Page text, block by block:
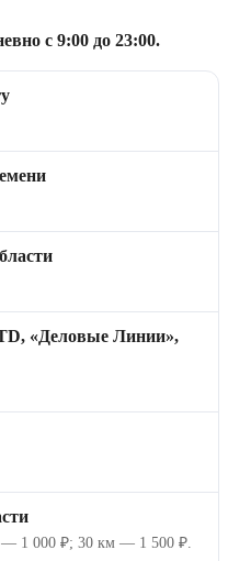
с 9:00 до 23:00.
«Деловые Линии»,
1 000 ₽; 30 км — 1 500 ₽.